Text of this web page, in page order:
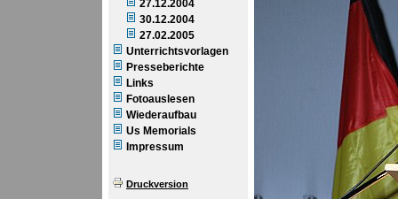
27.12.2004
30.12.2004
27.02.2005
Unterrichtsvorlagen
Presseberichte
Links
Fotoauslesen
Wiederaufbau
Us Memorials
Impressum
Druckversion